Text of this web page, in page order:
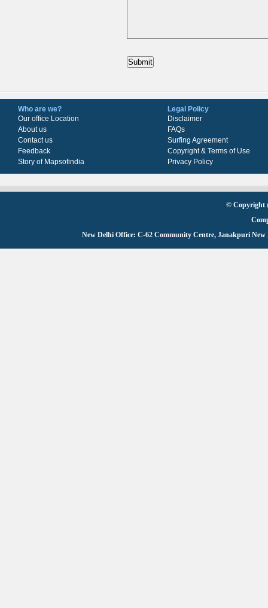
Who are we?
Our office Location
About us
Contact us
Feedback
Story of Mapsofindia
Legal Policy
Disclaimer
FAQs
Surfing Agreement
Copyright & Terms of Use
Privacy Policy
© Copyright
New Delhi Office: C-62 Community Centre, Janakpuri New